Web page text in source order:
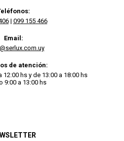
| 099 155 466
Email:
de atención:
12:00 hs y de 13:00 a 18:00 hs
9:00 a 13:00 hs